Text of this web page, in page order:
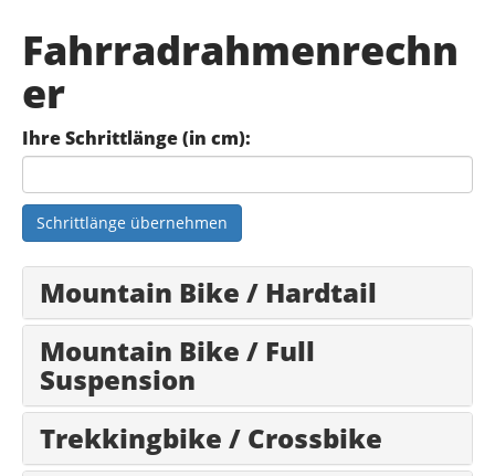
Fahrradrahmenrechn
er
Ihre Schrittlänge (in cm):
Schrittlänge übernehmen
Mountain Bike / Hardtail
Mountain Bike / Full
Suspension
Trekkingbike / Crossbike